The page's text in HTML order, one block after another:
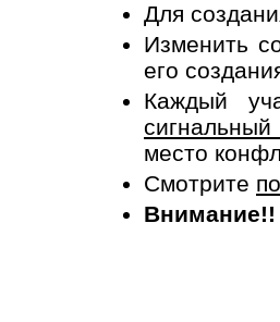
Для
Изменить
его
Каждый
место
Смотрите
Внимание!!